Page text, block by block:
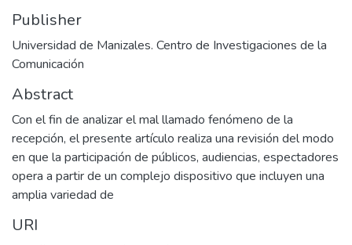
Publisher
Universidad de Manizales. Centro de Investigaciones de la
Comunicación
Abstract
Con el fin de analizar el mal llamado fenómeno de la
recepción, el presente artículo realiza una revisión del modo
en que la participación de públicos, audiencias, espectadores
opera a partir de un complejo dispositivo que incluyen una
amplia variedad de
URI